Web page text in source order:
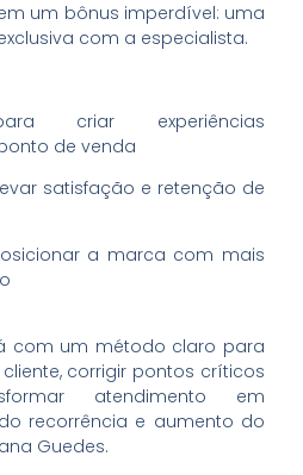
um bônus imperdível: uma
com a especialista.
criar experiências
de venda
satisfação e retenção de
a marca com mais
com um método claro para
corrigir pontos críticos
atendimento em
recorrência e aumento do
Guedes.